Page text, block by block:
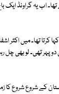
اب یہ گراونڈ
تھا۔ میں اکثر
دوپہر تھی۔ لو بھی